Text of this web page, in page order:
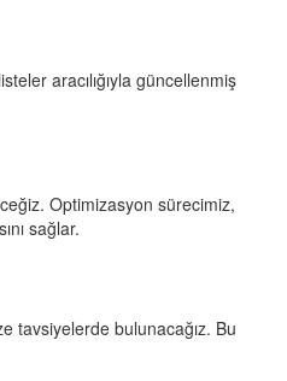
aracılığıyla güncellenmiş
Optimizasyon sürecimiz,
sağlar.
tavsiyelerde bulunacağız. Bu